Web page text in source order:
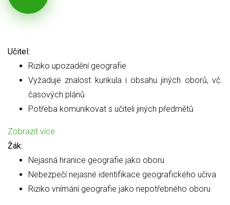
Učitel:
Riziko upozadění geografie
Vyžaduje znalost kurikula i obsahu jiných oborů, vč.
časových plánů
Potřeba komunikovat s učiteli jiných předmětů
Zobrazit více
Žák:
Nejasná hranice geografie jako oboru
Nebezpečí nejasné identifikace geografického učiva
Riziko vnímání geografie jako nepotřebného oboru